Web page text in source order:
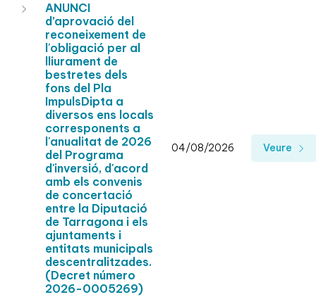
ANUNCI
d’aprovació del
reconeixement de
l'obligació per al
lliurament de
bestretes dels
fons del Pla
ImpulsDipta a
diversos ens locals
corresponents a
l'anualitat de 2026
del Programa
d'inversió, d'acord
amb els convenis
de concertació
entre la Diputació
de Tarragona i els
ajuntaments i
entitats municipals
descentralitzades.
(Decret número
2026-0005269)
04/08/2026 Veure